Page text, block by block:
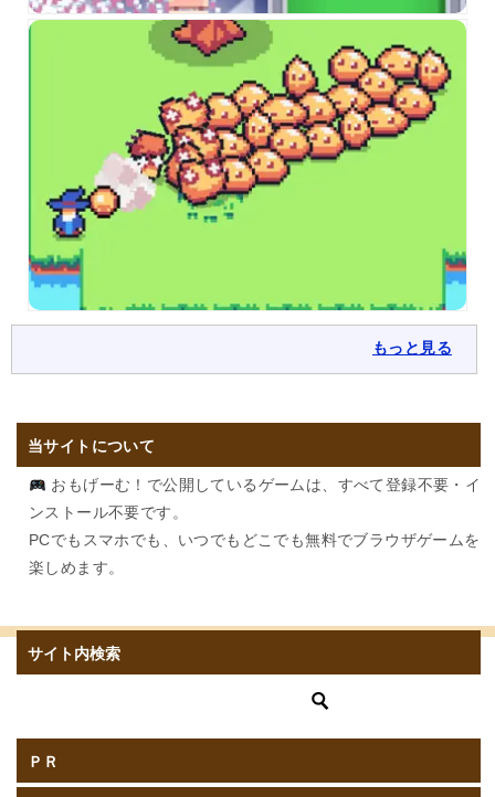
もっと見る
当サイトについて
おもげーむ！で公開しているゲームは、すべて登録不要・イ
ンストール不要です。
PCでもスマホでも、いつでもどこでも無料でブラウザゲームを
楽しめます。
サイト内検索
ＰＲ